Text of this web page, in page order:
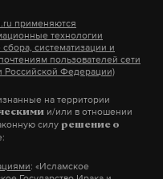
быть ведущим на
журналу Men
бегом и может
со своим первым
годах Леонтьев
филармонии, с
филармонии. С
с сольными
применяются
технологии
систематизации и
пользователей сети
Российской Федерации)
на территории
и/или в отношении
силу решение о
: «Исламское